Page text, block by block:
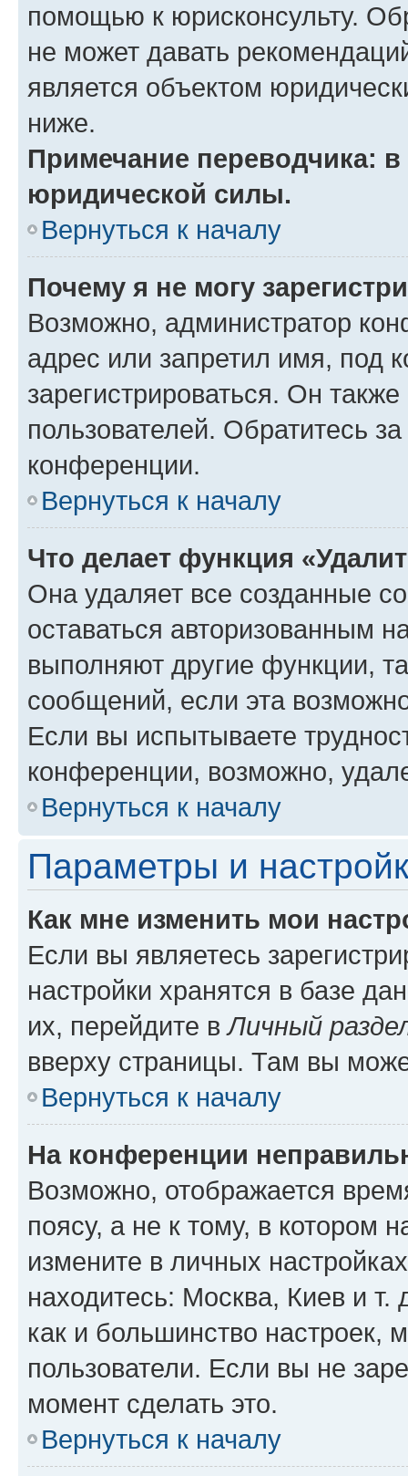
помощью к юрисконсульту.
не может давать
является объектом
ниже.
Примечание переводчика:
юридической силы.
Вернуться к началу
Почему я не могу
Возможно, администратор
адрес или запретил имя, под
зарегистрироваться. Он
пользователей. Обратитесь
конференции.
Вернуться к началу
Что делает функция
Она удаляет все созданные
оставаться авторизованным
выполняют другие функции,
сообщений, если эта
Если вы испытываете
конференции, возможно,
Вернуться к началу
Параметры и
Как мне изменить мои
Если вы являетесь
настройки хранятся в базе
их, перейдите вЛичный
вверху страницы. Там вы
Вернуться к началу
На конференции
Возможно, отображается
поясу, а не к тому, в котором
измените в личных
находитесь: Москва, Киев и т.
как и большинство настроек,
пользователи. Если вы не
момент сделать это.
Вернуться к началу